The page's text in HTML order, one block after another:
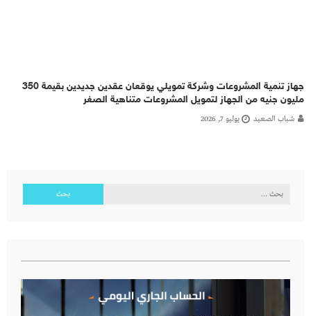
جهاز تنمية المشروعات وشركة تمويلي يوقعان عقدين جديدين بقيمة 350
مليون جنيه من الجهاز لتمويل المشروعات متناهية الصغر
شباب الصعيد يوليو 7, 2026
البحث